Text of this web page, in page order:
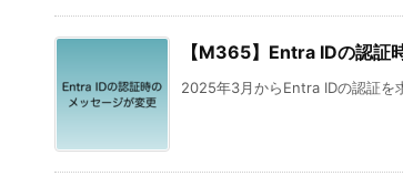
【M365】Entra IDの認証
2025年3月からEntra IDの認証を